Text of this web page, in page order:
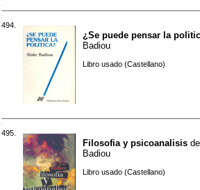
494.
¿Se puede pensar la
Badiou
Libro usado (Castellano)
495.
Filosofia y psicoanalisis
Badiou
Libro usado (Castellano)